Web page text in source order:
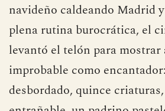
navideño caldeando Madrid
plena rutina burocrática, el
levantó el telón para mostrar
improbable como
desbordado, quince